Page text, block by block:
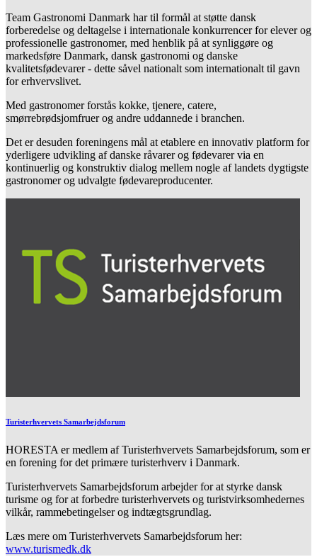
Team Gastronomi Danmark har til formål at støtte dansk
forberedelse og deltagelse i internationale konkurrencer for elever og
professionelle gastronomer, med henblik på at synliggøre og
markedsføre Danmark, dansk gastronomi og danske
kvalitetsfødevarer - dette såvel nationalt som internationalt til gavn
for erhvervslivet.
Med gastronomer forstås kokke, tjenere, catere,
smørrebrødsjomfruer og andre uddannede i branchen.
Det er desuden foreningens mål at etablere en innovativ platform for
yderligere udvikling af danske råvarer og fødevarer via en
kontinuerlig og konstruktiv dialog mellem nogle af landets dygtigste
gastronomer og udvalgte fødevareproducenter.
Turisterhvervets Samarbejdsforum
HORESTA er medlem af Turisterhvervets Samarbejdsforum, som er
en forening for det primære turisterhverv i Danmark.
Turisterhvervets Samarbejdsforum arbejder for at styrke dansk
turisme og for at forbedre turisterhvervets og turistvirksomhedernes
vilkår, rammebetingelser og indtægtsgrundlag.
Læs mere om Turisterhvervets Samarbejdsforum her:
www.turismedk.dk